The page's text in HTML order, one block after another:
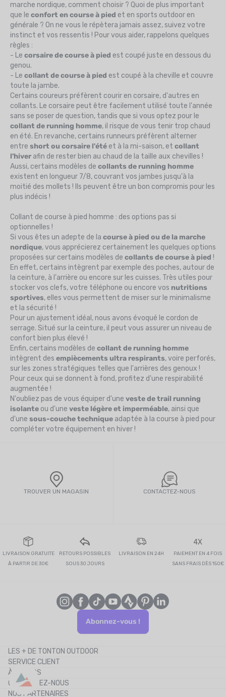
marche nordique, comment choisir ? Quoi de plus important
que le confort en course à pied et en sports outdoor en
générale ? On ne vous le répètera jamais assez, suivez votre
instinct et vos ressentis ! Pour vous aider, rappelons quelques
règles :
- Le corsaire de course à pied est coupé juste en dessous du
genou.
- Le collant de course à pied est coupé à la cheville et couvre
toute la jambe.
Certains coureurs préfèrent courir en corsaire, d'autres en
collants. Le corsaire peut être facilement utilisé toute l'année
sans se poser de question, tandis que si vous optez pour le
collant de running homme, il risque de vous tenir trop chaud
en été. En revanche, certains runneurs préfèrent alterner
entre short ou corsaire l'été et à la mi-saison, et collant
l'hiver afin de rester bien au chaud de la taille aux chevilles !
Aussi, certains modèles de collants de running homme
existent en longueur 7/8, couvrant vos jambes jusqu'à la
moitié des mollets ! Ils peuvent être un bon compromis pour les
plus indécis !
Collant de course à pied homme : des options pas si
optionnelles !
Si vous êtes un adepte de la course à pied ou de la marche
nordique, vous apprécierez certainement les quelques options
proposées sur certains modèles de collants de course à pied !
En effet, certains intègrent par exemple des poches, autour de
la ceinture, à l'arrière ou encore sur les cuisses. Très utiles pour
stocker vos clefs, votre téléphone ou encore vos nutritions
sportives, elles vous permettent de miser sur le minimalisme
et la sécurité !
Pour un ajustement idéal, nous avons évoqué le cordon de
serrage. Situé sur la ceinture, il peut vous assurer un niveau de
confort bien plus élevé !
Enfin, certains modèles de collant de running homme
intègrent des empiècements ultra respirants, voire perforés,
sur les zones stratégiques telles que l'arrières des genoux !
Pour ceux qui se donnent à fond, profitez d'une respirabilité
augmentée !
N'oubliez pas de vous équiper d'une veste de trail running
isolante ou d'une veste légère et imperméable, ainsi que
d'une sous-couche technique adaptée à la course à pied pour
compléter votre équipement en hiver !
TROUVER UN MAGASIN CONTACTEZ-NOUS
LIVRAISON GRATUITE
À PARTIR DE 30€
RETOURS POSSIBLES
SOUS 30 JOURS
LIVRAISON EN 24H
4X
PAIEMENT EN 4 FOIS
SANS FRAIS DÈS 150€
Abonnez-vous !
LES + DE TONTON OUTDOOR
Le blog
Le cashback
Les codes promos
SERVICE CLIENT
À PROPOS
CONTACTEZ-NOUS
NOS PARTENAIRES